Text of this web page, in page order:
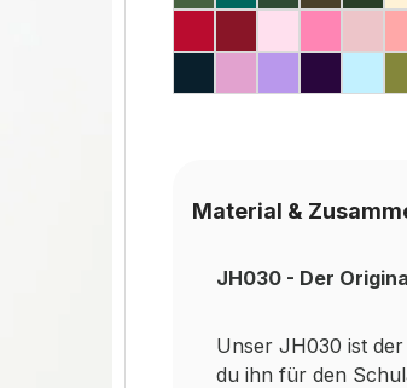
Material &
JH030 - Der
Unser JH030 ist
du ihn für den